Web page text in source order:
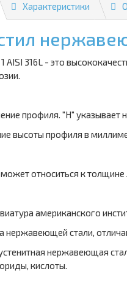
Характеристики
AISI 316L - это
профиля. "Н"
высоты профиля в
может относиться к
американского
нержавеющей стали,
нержавеющая
кислоты.